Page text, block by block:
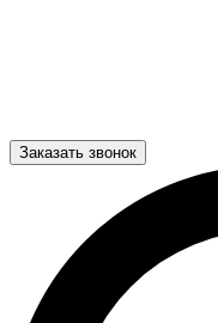
Заказать звонок